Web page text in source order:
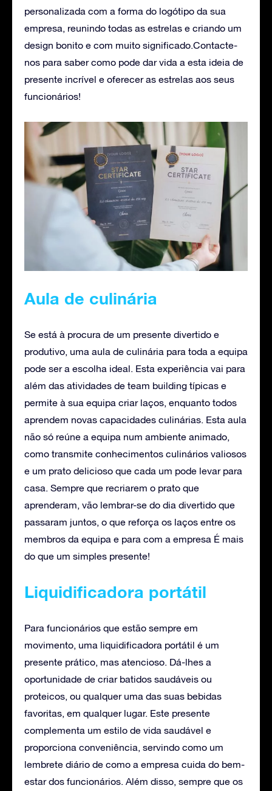
personalizada com a forma do logótipo da sua
empresa, reunindo todas as estrelas e criando um
design bonito e com muito significado.Contacte-
nos para saber como pode dar vida a esta ideia de
presente incrível e oferecer as estrelas aos seus
funcionários!
Aula de culinária
Se está à procura de um presente divertido e
produtivo, uma aula de culinária para toda a equipa
pode ser a escolha ideal. Esta experiência vai para
além das atividades de team building típicas e
permite à sua equipa criar laços, enquanto todos
aprendem novas capacidades culinárias. Esta aula
não só reúne a equipa num ambiente animado,
como transmite conhecimentos culinários valiosos
e um prato delicioso que cada um pode levar para
casa. Sempre que recriarem o prato que
aprenderam, vão lembrar-se do dia divertido que
passaram juntos, o que reforça os laços entre os
membros da equipa e para com a empresa É mais
do que um simples presente!
Liquidificadora portátil
Para funcionários que estão sempre em
movimento, uma liquidificadora portátil é um
presente prático, mas atencioso. Dá-lhes a
oportunidade de criar batidos saudáveis ou
proteicos, ou qualquer uma das suas bebidas
favoritas, em qualquer lugar. Este presente
complementa um estilo de vida saudável e
proporciona conveniência, servindo como um
lembrete diário de como a empresa cuida do bem-
estar dos funcionários. Além disso, sempre que os